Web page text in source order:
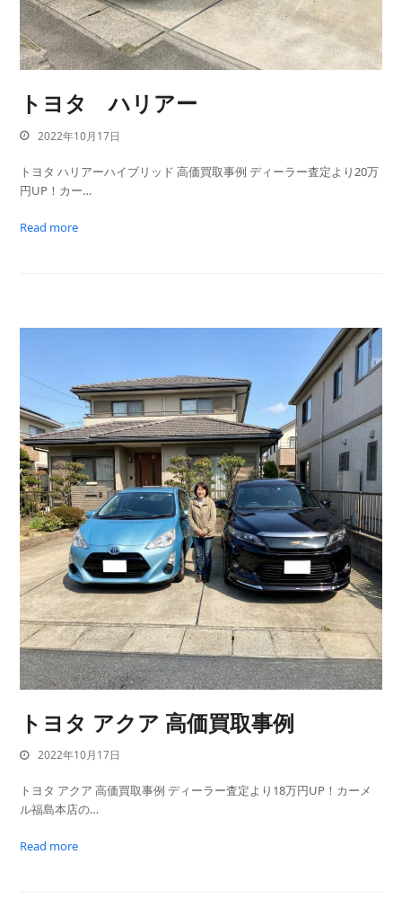
トヨタ ハリアー
2022年10月17日
トヨタ ハリアーハイブリッド 高価買取事例 ディーラー査定より20万
円UP！カー…
Read more
トヨタ アクア 高価買取事例
2022年10月17日
トヨタ アクア 高価買取事例 ディーラー査定より18万円UP！カーメ
ル福島本店の…
Read more